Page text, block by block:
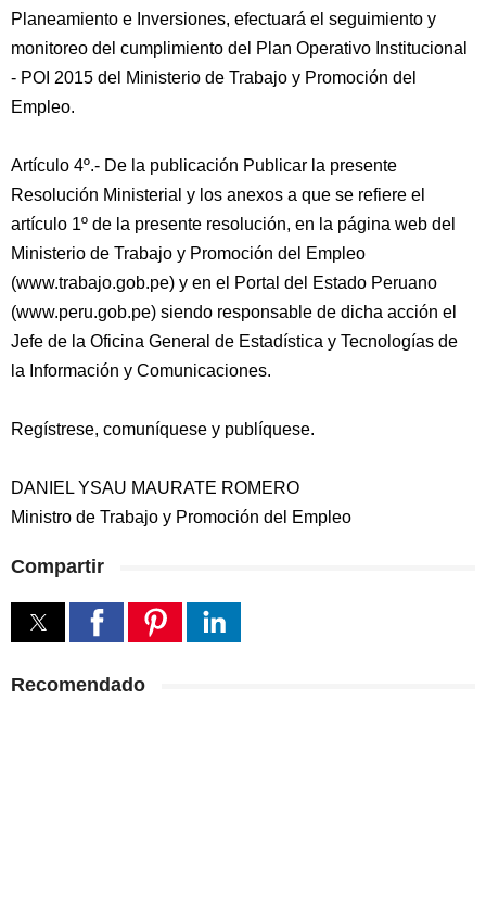
Planeamiento e Inversiones, efectuará el seguimiento y
monitoreo del cumplimiento del Plan Operativo Institucional
- POI 2015 del Ministerio de Trabajo y Promoción del
Empleo.
Artículo 4º.- De la publicación Publicar la presente
Resolución Ministerial y los anexos a que se refiere el
artículo 1º de la presente resolución, en la página web del
Ministerio de Trabajo y Promoción del Empleo
(www.trabajo.gob.pe) y en el Portal del Estado Peruano
(www.peru.gob.pe) siendo responsable de dicha acción el
Jefe de la Oficina General de Estadística y Tecnologías de
la Información y Comunicaciones.
Regístrese, comuníquese y publíquese.
DANIEL YSAU MAURATE ROMERO
Ministro de Trabajo y Promoción del Empleo
Compartir
Recomendado